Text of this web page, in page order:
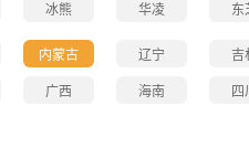
冰熊 华凌 东
内蒙古 辽宁 吉
广西 海南 四